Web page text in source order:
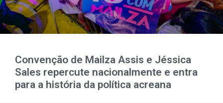
Convenção de Mailza Assis e Jéssica
Sales repercute nacionalmente e entra
para a história da política acreana